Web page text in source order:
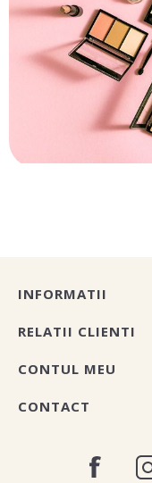
INFORMATII
RELATII CLIENTI
CONTUL MEU
CONTACT